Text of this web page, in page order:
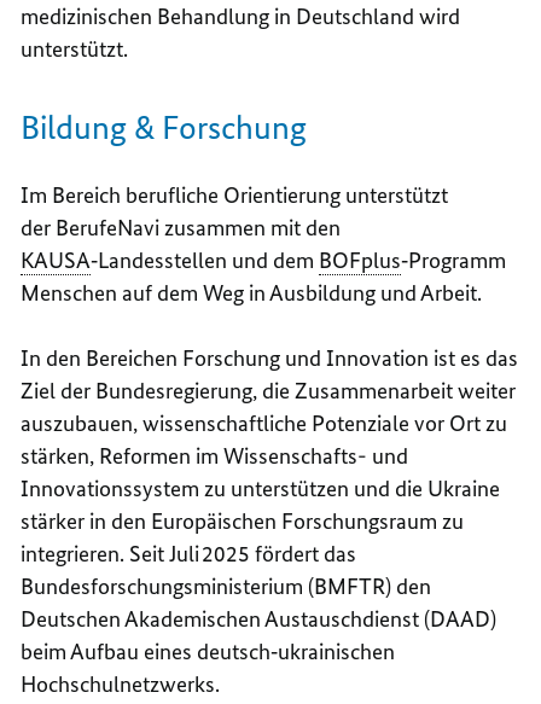
medizinischen Behandlung in Deutschland wird
unterstützt.
Bildung & Forschung
Im Bereich berufliche Orientierung unterstützt
der BerufeNavi zusammen mit den
KAUSA‑Landesstellen und dem BOFplus‑Programm
Menschen auf dem Weg in Ausbildung und Arbeit.
In den Bereichen Forschung und Innovation ist es das
Ziel der Bundesregierung, die Zusammenarbeit weiter
auszubauen, wissenschaftliche Potenziale vor Ort zu
stärken, Reformen im Wissenschafts- und
Innovationssystem zu unterstützen und die Ukraine
stärker in den Europäischen Forschungsraum zu
integrieren. Seit Juli2025 fördert das
Bundesforschungsministerium (BMFTR) den
Deutschen Akademischen Austauschdienst (DAAD)
beim Aufbau eines deutsch‑ukrainischen
Hochschulnetzwerks.